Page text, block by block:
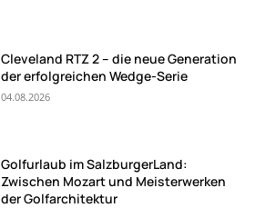
Cleveland RTZ 2 – die neue Generation
der erfolgreichen Wedge-Serie
04.08.2026
Golfurlaub im SalzburgerLand:
Zwischen Mozart und Meisterwerken
der Golfarchitektur